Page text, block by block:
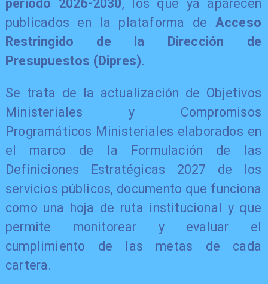
periodo 2026-2030, los que ya aparecen
publicados en la plataforma de Acceso
Restringido de la Dirección de
Presupuestos (Dipres).
Se trata de la actualización de Objetivos
Ministeriales y Compromisos
Programáticos Ministeriales elaborados en
el marco de la Formulación de las
Definiciones Estratégicas 2027 de los
servicios públicos, documento que funciona
como una hoja de ruta institucional y que
permite monitorear y evaluar el
cumplimiento de las metas de cada
cartera.